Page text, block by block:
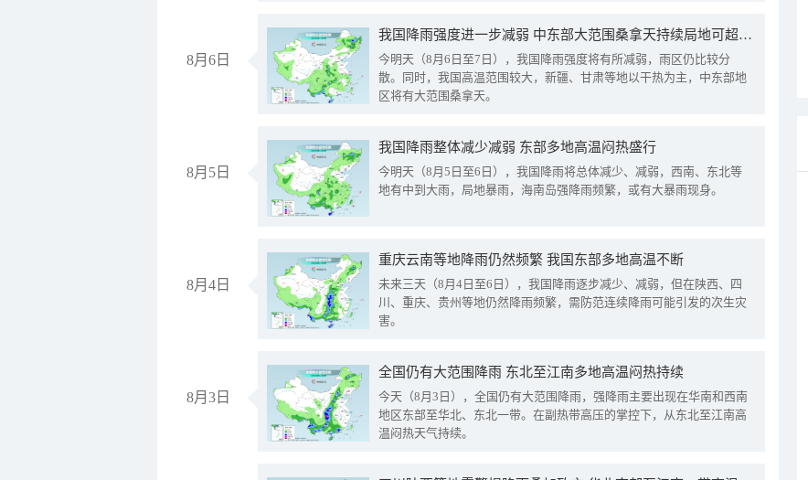
8月6日
我国降雨强度进一步减弱 中东部大范围桑拿天持续局地可超38℃
今明天（8月6日至7日），我国降雨强度将有所减弱，雨区仍比较分
散。同时，我国高温范围较大，新疆、甘肃等地以干热为主，中东部地
区将有大范围桑拿天。
8月5日
我国降雨整体减少减弱 东部多地高温闷热盛行
今明天（8月5日至6日），我国降雨将总体减少、减弱，西南、东北等
地有中到大雨，局地暴雨，海南岛强降雨频繁，或有大暴雨现身。
8月4日
重庆云南等地降雨仍然频繁 我国东部多地高温不断
未来三天（8月4日至6日），我国降雨逐步减少、减弱，但在陕西、四
川、重庆、贵州等地仍然降雨频繁，需防范连续降雨可能引发的次生灾
害。
8月3日
全国仍有大范围降雨 东北至江南多地高温闷热持续
今天（8月3日），全国仍有大范围降雨，强降雨主要出现在华南和西南
地区东部至华北、东北一带。在副热带高压的掌控下，从东北至江南高
温闷热天气持续。